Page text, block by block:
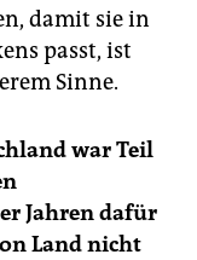
damit sie in
passt, ist
Sinne.
war Teil
Jahren dafür
Land nicht